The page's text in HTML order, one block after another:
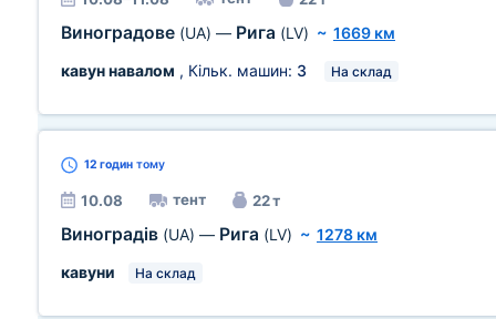
Виноградове (UA) — Рига (LV) ~ 1669 км
кавун навалом , Кільк. машин: 3 На склад
12 годин тому
10.08 тент 22 т
Виноградів (UA) — Рига (LV) ~ 1278 км
кавуни
На склад